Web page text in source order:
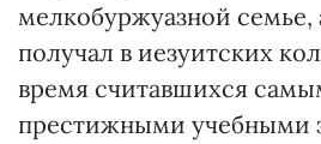
мелкобуржуазной семье,
получал в иезуитских
время считавшихся
престижными учебными